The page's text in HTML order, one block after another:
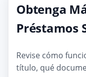
Obtenga
Préstamos
Revise cómo
título, qué